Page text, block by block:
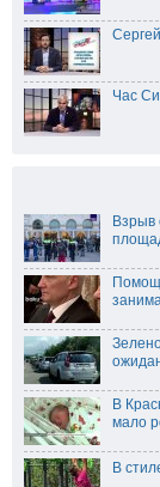
Час
Взрыв
В
мало
В